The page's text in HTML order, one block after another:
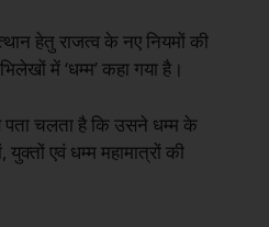
हेतु राजत्व के नए नियमों की
में ‘धम्म’ कहा गया है।
चलता है कि उसने धम्म के
एवं धम्म महामात्रों की